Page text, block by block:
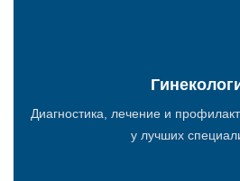
Диагностика, лечение и
у лучших